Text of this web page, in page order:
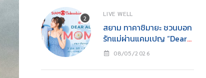
LIVE WELL
สยาม ทาคาชิมายะ ชวนบอก
รักแม่ผ่านแคมเปญ “Dear
All Moms”ช็อปคุ้ม รับของ
อบอุ่นวันแม่
08/05/2026